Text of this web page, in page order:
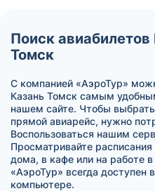
Поиск
Томск
С компанией «АэроТур»
Казань Томск самым
нашем сайте. Чтобы
прямой авиарейс, нужно
Воспользоваться нашим
Просматривайте
дома, в кафе или на работе
«АэроТур» всегда
компьютере.